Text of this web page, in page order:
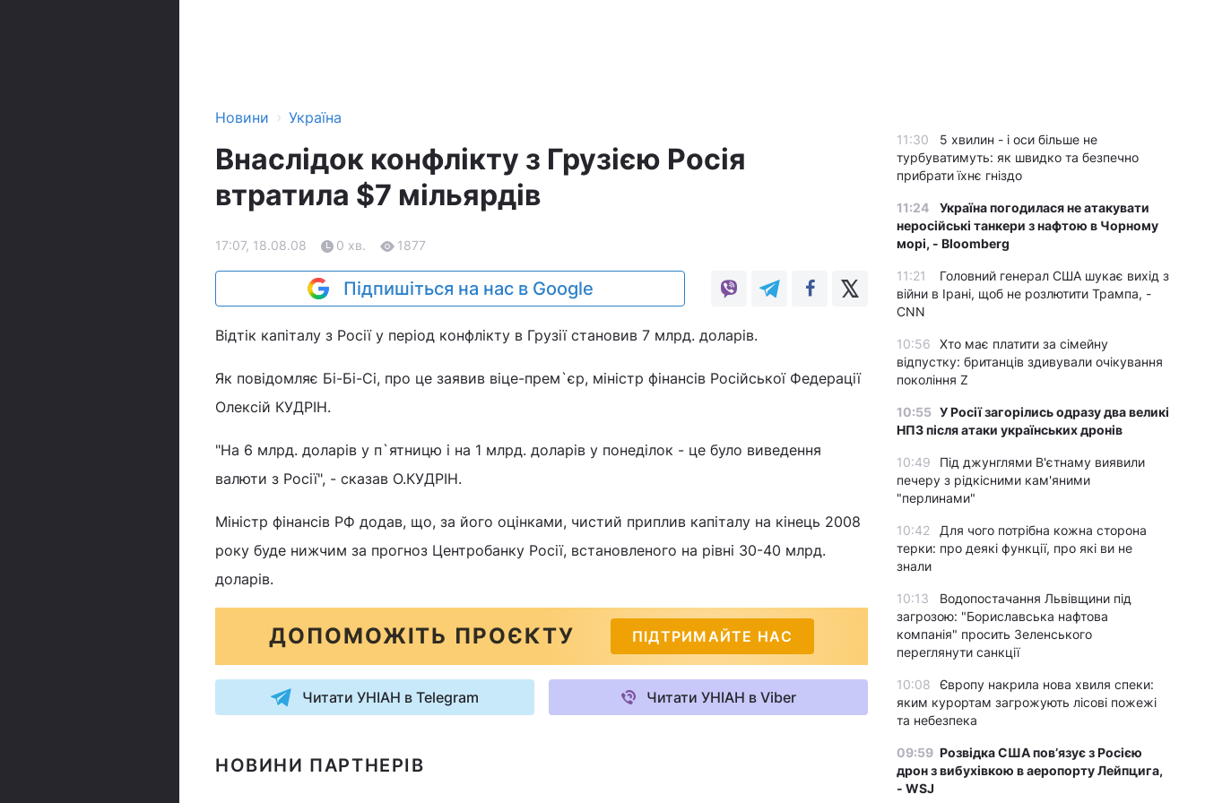
Новини › Україна
Внаслідок конфлікту з Грузією Росія
втратила $7 мільярдів
17:07, 18.08.08 0 хв. 1877
Підпишіться на нас в Google
Відтік капіталу з Росії у період конфлікту в Грузії становив 7 млрд. доларів.
Як повідомляє Бі-Бі-Сі, про це заявив віце-прем`єр, міністр фінансів Російської Федерації
Олексій КУДРІН.
"На 6 млрд. доларів у п`ятницю і на 1 млрд. доларів у понеділок - це було виведення
валюти з Росії", - сказав О.КУДРІН.
Міністр фінансів РФ додав, що, за його оцінками, чистий приплив капіталу на кінець 2008
року буде нижчим за прогноз Центробанку Росії, встановленого на рівні 30-40 млрд.
доларів.
ДОПОМОЖІТЬ ПРОЄКТУ ПІДТРИМАЙТЕ НАС
Читати УНІАН в Telegram Читати УНІАН в Viber
НОВИНИ ПАРТНЕРІВ
11:30
5 хвилин - і оси більше не
турбуватимуть: як швидко та безпечно
прибрати їхнє гніздо
11:24
Україна погодилася не атакувати
неросійські танкери з нафтою в Чорному
морі, - Bloomberg
11:21
Головний генерал США шукає вихід з
війни в Ірані, щоб не розлютити Трампа, -
CNN
10:56
Хто має платити за сімейну
відпустку: британців здивували очікування
покоління Z
10:55 У Росії загорілись одразу два великі
НПЗ після атаки українських дронів
10:49
Під джунглями В'єтнаму виявили
печеру з рідкісними кам'яними
"перлинами"
10:42
Для чого потрібна кожна сторона
терки: про деякі функції, про які ви не
знали
10:13
Водопостачання Львівщини під
загрозою: "Бориславська нафтова
компанія" просить Зеленського
переглянути санкції
10:08
Європу накрила нова хвиля спеки:
яким курортам загрожують лісові пожежі
та небезпека
09:59 Розвідка США пов’язує з Росією
дрон з вибухівкою в аеропорту Лейпцига,
- WSJ